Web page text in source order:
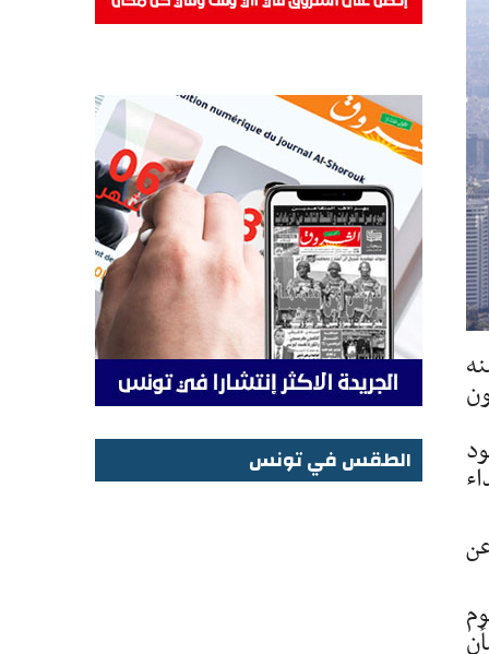
الطقس في تونس